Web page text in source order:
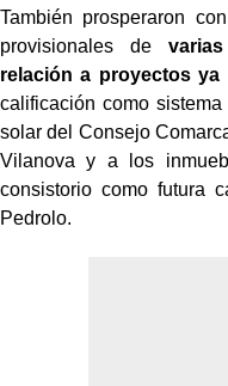
También prosperaron
provisionales de
relación a proyectos ya
calificación como
solar del Consejo
Vilanova y a los
consistorio como futura
Pedrolo.